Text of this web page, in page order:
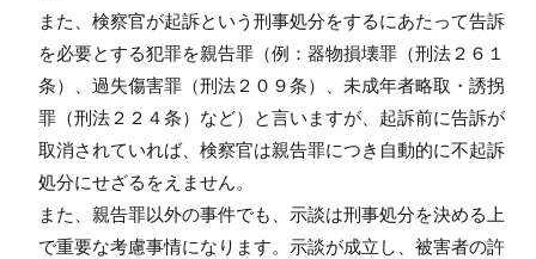
また、検察官が起訴という刑事処分をするにあたって告訴
を必要とする犯罪を親告罪（例：器物損壊罪（刑法２６１
条）、過失傷害罪（刑法２０９条）、未成年者略取・誘拐
罪（刑法２２４条）など）と言いますが、起訴前に告訴が
取消されていれば、検察官は親告罪につき自動的に不起訴
処分にせざるをえません。
また、親告罪以外の事件でも、示談は刑事処分を決める上
で重要な考慮事情になります。示談が成立し、被害者の許